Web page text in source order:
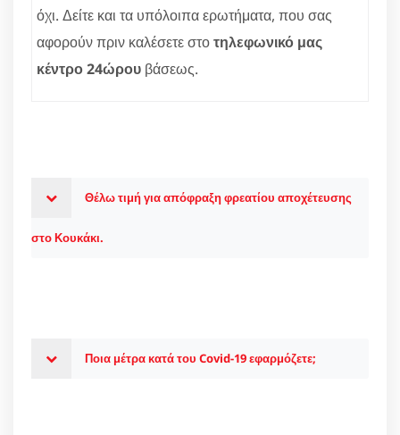
όχι. Δείτε και τα υπόλοιπα ερωτήματα, που σας
αφορούν πριν καλέσετε στοτηλεφωνικό μας
κέντρο 24ώρου βάσεως.
Θέλω τιμή για απόφραξη φρεατίου αποχέτευσης
στο Κουκάκι.
Ποια μέτρα κατά του Covid-19 εφαρμόζετε;